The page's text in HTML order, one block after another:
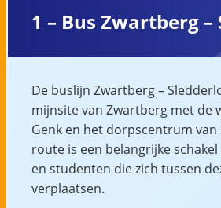
1 – Bus Zwartberg –
De buslijn Zwartberg –
mijnsite van Zwartberg met de
Genk en het dorpscentrum van
route is een belangrijke
en studenten die zich tussen
verplaatsen.